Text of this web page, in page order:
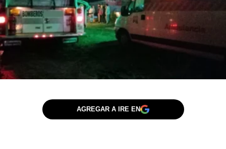
AGREGAR A IRE EN